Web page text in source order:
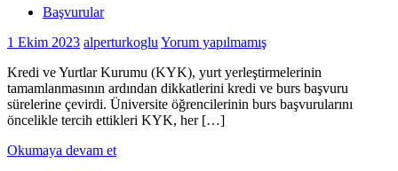
Başvurular
1 Ekim 2023 alperturkoglu Yorum yapılmamış
Kredi ve Yurtlar Kurumu (KYK), yurt yerleştirmelerinin
tamamlanmasının ardından dikkatlerini kredi ve burs başvuru
sürelerine çevirdi. Üniversite öğrencilerinin burs başvurularını
öncelikle tercih ettikleri KYK, her […]
Okumaya devam et